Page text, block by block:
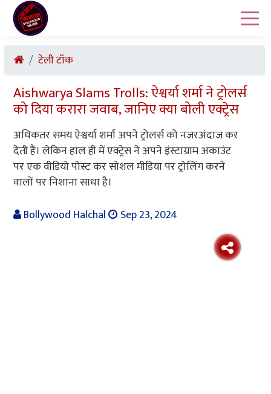
टेली टॉक
Aishwarya Slams Trolls: ऐश्वर्या शर्मा ने ट्रोलर्स
को दिया करारा जवाब, जानिए क्या बोली एक्ट्रेस
अधिकतर समय ऐश्वर्या शर्मा अपने ट्रोलर्स को नजरअंदाज कर
देती हैं। लेकिन हाल ही में एक्ट्रेस ने अपने इंस्टाग्राम अकाउंट
पर एक वीडियो पोस्ट कर सोशल मीडिया पर ट्रोलिंग करने
वालों पर निशाना साधा है।
Bollywood Halchal
Sep 23, 2024